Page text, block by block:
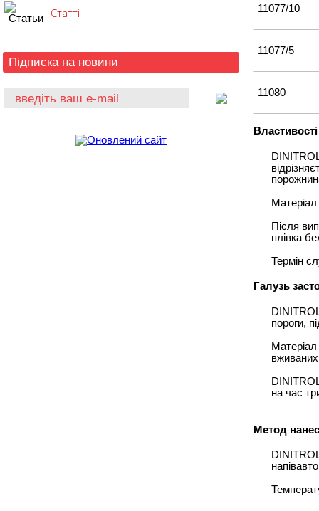
Статті
Підписка на новини
11077/10
11077/5
11080
Матеріал
Після
плівка
Термін
Галузь
пороги,
вживаних
на час
Метод